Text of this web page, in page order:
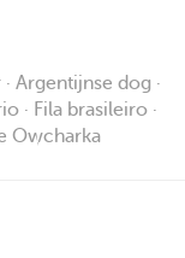
Argentijnse dog ·
· Fila brasileiro ·
Owcharka